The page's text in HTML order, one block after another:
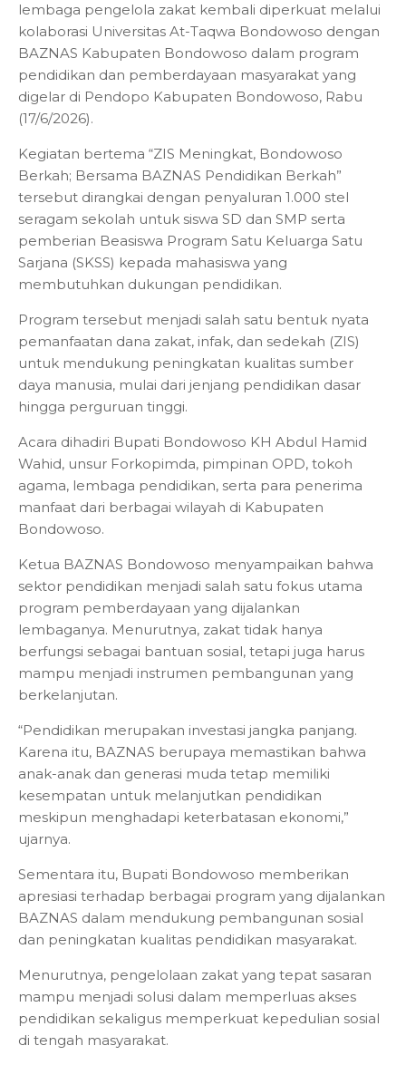
lembaga pengelola zakat kembali diperkuat melalui
kolaborasi Universitas At-Taqwa Bondowoso dengan
BAZNAS Kabupaten Bondowoso dalam program
pendidikan dan pemberdayaan masyarakat yang
digelar di Pendopo Kabupaten Bondowoso, Rabu
(17/6/2026).
Kegiatan bertema “ZIS Meningkat, Bondowoso
Berkah; Bersama BAZNAS Pendidikan Berkah”
tersebut dirangkai dengan penyaluran 1.000 stel
seragam sekolah untuk siswa SD dan SMP serta
pemberian Beasiswa Program Satu Keluarga Satu
Sarjana (SKSS) kepada mahasiswa yang
membutuhkan dukungan pendidikan.
Program tersebut menjadi salah satu bentuk nyata
pemanfaatan dana zakat, infak, dan sedekah (ZIS)
untuk mendukung peningkatan kualitas sumber
daya manusia, mulai dari jenjang pendidikan dasar
hingga perguruan tinggi.
Acara dihadiri Bupati Bondowoso KH Abdul Hamid
Wahid, unsur Forkopimda, pimpinan OPD, tokoh
agama, lembaga pendidikan, serta para penerima
manfaat dari berbagai wilayah di Kabupaten
Bondowoso.
Ketua BAZNAS Bondowoso menyampaikan bahwa
sektor pendidikan menjadi salah satu fokus utama
program pemberdayaan yang dijalankan
lembaganya. Menurutnya, zakat tidak hanya
berfungsi sebagai bantuan sosial, tetapi juga harus
mampu menjadi instrumen pembangunan yang
berkelanjutan.
“Pendidikan merupakan investasi jangka panjang.
Karena itu, BAZNAS berupaya memastikan bahwa
anak-anak dan generasi muda tetap memiliki
kesempatan untuk melanjutkan pendidikan
meskipun menghadapi keterbatasan ekonomi,”
ujarnya.
Sementara itu, Bupati Bondowoso memberikan
apresiasi terhadap berbagai program yang dijalankan
BAZNAS dalam mendukung pembangunan sosial
dan peningkatan kualitas pendidikan masyarakat.
Menurutnya, pengelolaan zakat yang tepat sasaran
mampu menjadi solusi dalam memperluas akses
pendidikan sekaligus memperkuat kepedulian sosial
di tengah masyarakat.